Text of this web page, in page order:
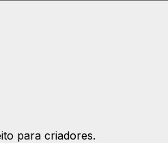
para criadores.